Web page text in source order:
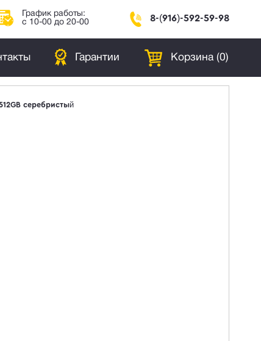
График работы:
с 10-00 до 20-00
8-(916)-592-59-98
Гарантии Корзина (0)
серебристый